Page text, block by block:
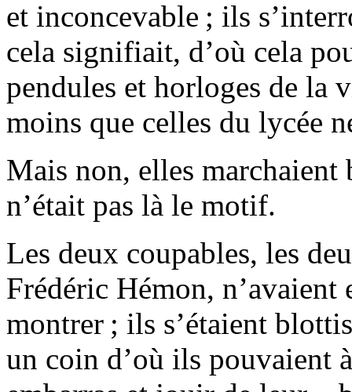
et inconcevable ; ils
cela signifiait, d’où cela
pendules et horloges de la
moins que celles du lycée
Mais non, elles marchaient
n’était pas là le motif.
Les deux coupables, les
Frédéric Hémon, n’avaient
montrer ; ils s’étaient
un coin d’où ils pouvaient